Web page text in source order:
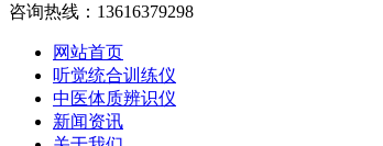
咨询热线： 13616379298
网站首页
听觉统合训练仪
中医体质辨识仪
新闻资讯